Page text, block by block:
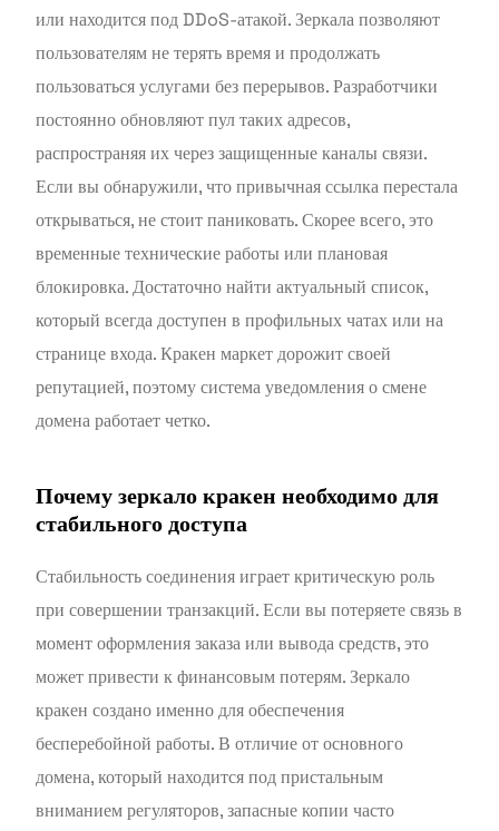
или находится под DDoS-атакой. Зеркала позволяют
пользователям не терять время и продолжать
пользоваться услугами без перерывов. Разработчики
постоянно обновляют пул таких адресов,
распространяя их через защищенные каналы связи.
Если вы обнаружили, что привычная ссылка перестала
открываться, не стоит паниковать. Скорее всего, это
временные технические работы или плановая
блокировка. Достаточно найти актуальный список,
который всегда доступен в профильных чатах или на
странице входа. Кракен маркет дорожит своей
репутацией, поэтому система уведомления о смене
домена работает четко.
Почему зеркало кракен необходимо для
стабильного доступа
Стабильность соединения играет критическую роль
при совершении транзакций. Если вы потеряете связь в
момент оформления заказа или вывода средств, это
может привести к финансовым потерям. Зеркало
кракен создано именно для обеспечения
бесперебойной работы. В отличие от основного
домена, который находится под пристальным
вниманием регуляторов, запасные копии часто